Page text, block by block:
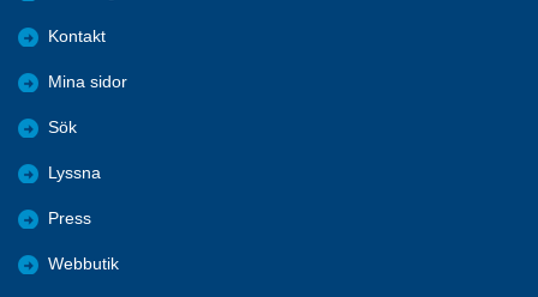
Kontakt
Mina sidor
Sök
Lyssna
Press
Webbutik